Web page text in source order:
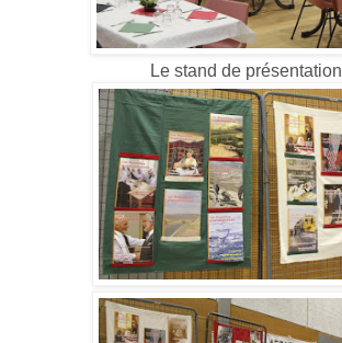
Le stand de présentation